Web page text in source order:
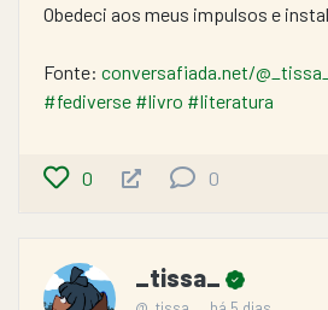
Obedeci aos meus impulsos e
Fonte: conversafiada.net/
#fediverse #livro #literatura
0 0
_tissa_